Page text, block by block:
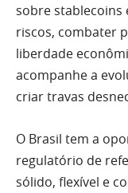
sobre stablecoins
riscos, combater
liberdade
acompanhe a
criar travas
O Brasil tem a
regulatório de
sólido, flexível e